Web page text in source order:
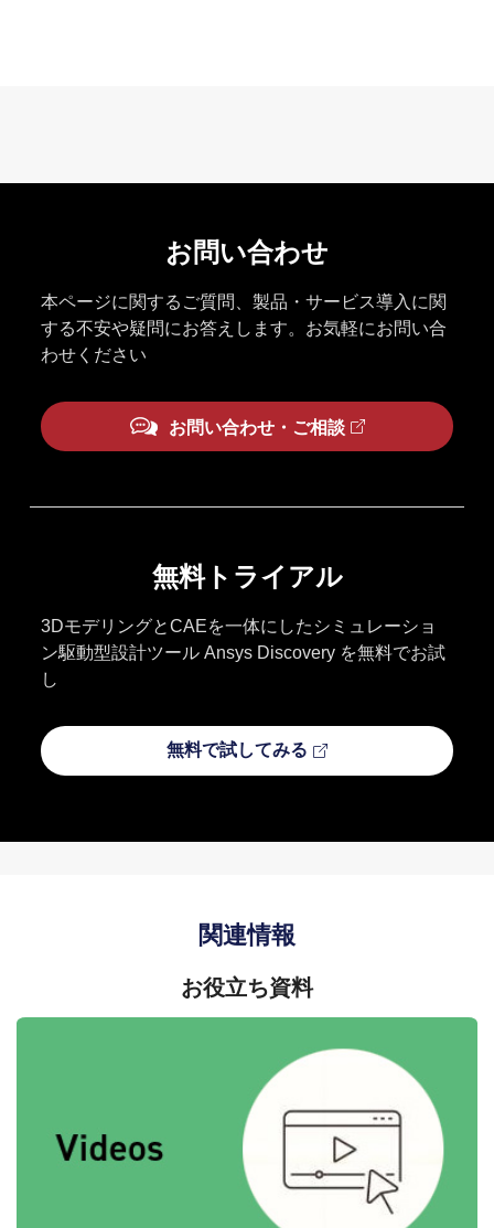
お問い合わせ
本ページに関するご質問、製品・サービス導入に関
する不安や疑問にお答えします。お気軽にお問い合
わせください
お問い合わせ・ご相談
無料トライアル
3DモデリングとCAEを一体にしたシミュレーショ
ン駆動型設計ツール Ansys Discovery を無料でお試
し
無料で試してみる
関連情報
お役立ち資料